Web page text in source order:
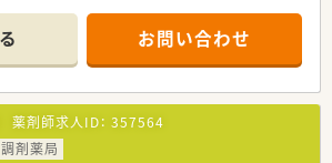
医療研修制度がありますので、今後必要な在宅に
強することができます。
活動あり！
ロジェクトや電子薬歴検討プロジェクトなど
お問い合わせ
薬剤師求人ID： 357564
調剤薬局